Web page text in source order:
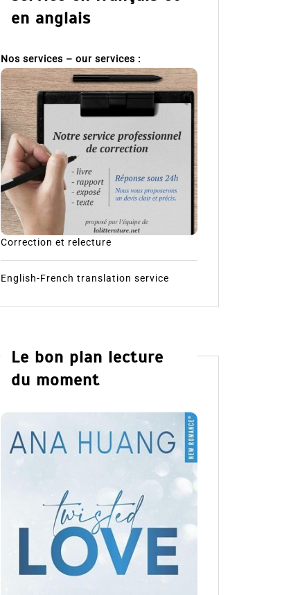
en anglais
Nos services – our services :
Correction et relecture
English-French translation service
Le bon plan lecture
du moment